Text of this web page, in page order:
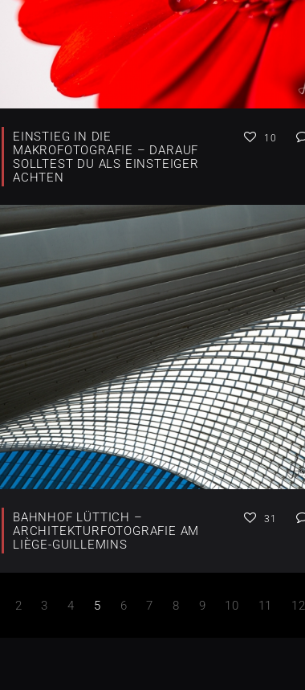
EINSTIEG IN DIE
MAKROFOTOGRAFIE – DARAUF
SOLLTEST DU ALS EINSTEIGER
ACHTEN
10
BAHNHOF LÜTTICH –
ARCHITEKTURFOTOGRAFIE AM
LIÈGE-GUILLEMINS
31
2 3 4 5 6 7 8 9 10 11 12